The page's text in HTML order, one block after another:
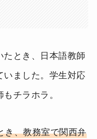
たとき、日本語教師
いました。学生対応
チラホラ。
き、教務室で関西弁